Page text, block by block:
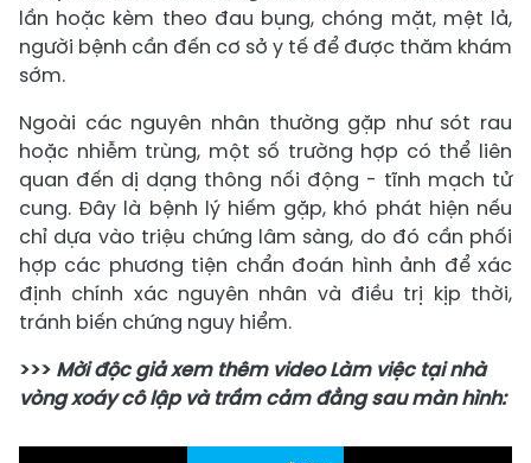
lần hoặc kèm theo đau bụng, chóng mặt, mệt lả,
người bệnh cần đến cơ sở y tế để được thăm khám
sớm.
Ngoài các nguyên nhân thường gặp như sót rau
hoặc nhiễm trùng, một số trường hợp có thể liên
quan đến dị dạng thông nối động - tĩnh mạch tử
cung. Đây là bệnh lý hiếm gặp, khó phát hiện nếu
chỉ dựa vào triệu chứng lâm sàng, do đó cần phối
hợp các phương tiện chẩn đoán hình ảnh để xác
định chính xác nguyên nhân và điều trị kịp thời,
tránh biến chứng nguy hiểm.
>>> Mời độc giả xem thêm video Làm việc tại nhà
vòng xoáy cô lập và trầm cảm đằng sau màn hình: